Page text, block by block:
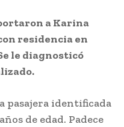
a Karina
residencia en
le diagnosticó
pasajera identificada
de edad. Padece